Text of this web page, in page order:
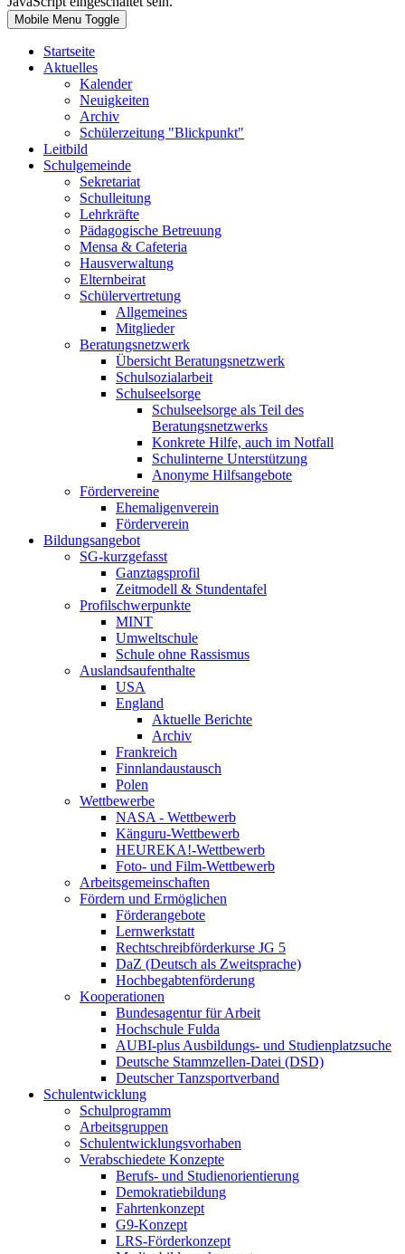
Mobile Menu Toggle
Startseite
Aktuelles
Kalender
Neuigkeiten
Archiv
Schülerzeitung "Blickpunkt"
Leitbild
Schulgemeinde
Sekretariat
Schulleitung
Lehrkräfte
Pädagogische Betreuung
Mensa & Cafeteria
Hausverwaltung
Elternbeirat
Schülervertretung
Allgemeines
Mitglieder
Beratungsnetzwerk
Übersicht Beratungsnetzwerk
Schulsozialarbeit
Schulseelsorge
Schulseelsorge als Teil des
Beratungsnetzwerks
Konkrete Hilfe, auch im Notfall
Schulinterne Unterstützung
Anonyme Hilfsangebote
Fördervereine
Ehemaligenverein
Förderverein
Bildungsangebot
SG-kurzgefasst
Ganztagsprofil
Zeitmodell & Stundentafel
Profilschwerpunkte
MINT
Umweltschule
Schule ohne Rassismus
Auslandsaufenthalte
USA
England
Aktuelle Berichte
Archiv
Frankreich
Finnlandaustausch
Polen
Wettbewerbe
NASA - Wettbewerb
Känguru-Wettbewerb
HEUREKA!-Wettbewerb
Foto- und Film-Wettbewerb
Arbeitsgemeinschaften
Fördern und Ermöglichen
Förderangebote
Lernwerkstatt
Rechtschreibförderkurse JG 5
DaZ (Deutsch als Zweitsprache)
Hochbegabtenförderung
Kooperationen
Bundesagentur für Arbeit
Hochschule Fulda
AUBI-plus Ausbildungs- und Studienplatzsuche
Deutsche Stammzellen-Datei (DSD)
Deutscher Tanzsportverband
Schulentwicklung
Schulprogramm
Arbeitsgruppen
Schulentwicklungsvorhaben
Verabschiedete Konzepte
Berufs- und Studienorientierung
Demokratiebildung
Fahrtenkonzept
G9-Konzept
LRS-Förderkonzept